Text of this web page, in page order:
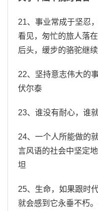
21、事业常成于坚忍
看见，匆忙的旅人落
后头，缓步的骆驼继
22、坚持意志伟大的
伏尔泰
23、谁没有耐心，谁
24、一个人所能做的
言风语的社会中坚定
坦
25、生命，如果跟时
就会感到它永垂不朽